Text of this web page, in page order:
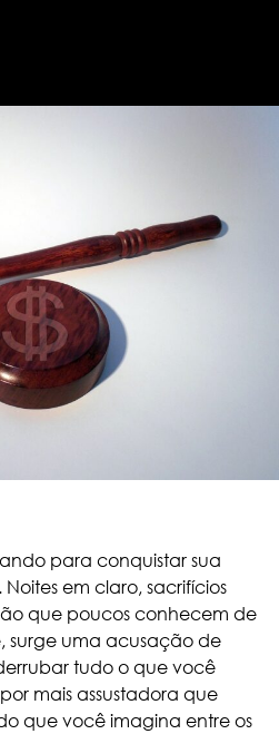
para conquistar sua
em claro, sacrifícios
que poucos conhecem de
surge uma acusação de
tudo o que você
mais assustadora que
que você imagina entre os